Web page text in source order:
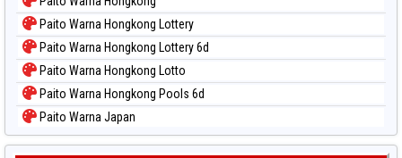
Paito Warna Hongkong Lottery
Paito Warna Hongkong Lottery 6d
Paito Warna Hongkong Lotto
Paito Warna Hongkong Pools 6d
Paito Warna Japan
Paito Warna Japan 6d